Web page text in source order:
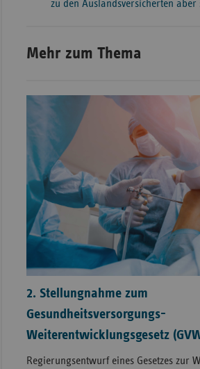
zu den Auslandsversicherten aber
Mehr zum Thema
2. Stellungnahme zum
Gesundheitsversorgungs-
Weiterentwicklungsgesetz
Regierungsentwurf eines Gesetzes zur